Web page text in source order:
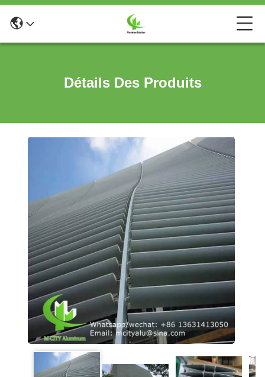
Détails Des Produits